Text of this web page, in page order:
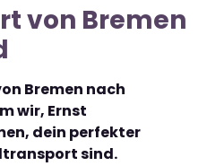
von Bremen
Bremen nach
wir, Ernst
dein perfekter
sind.